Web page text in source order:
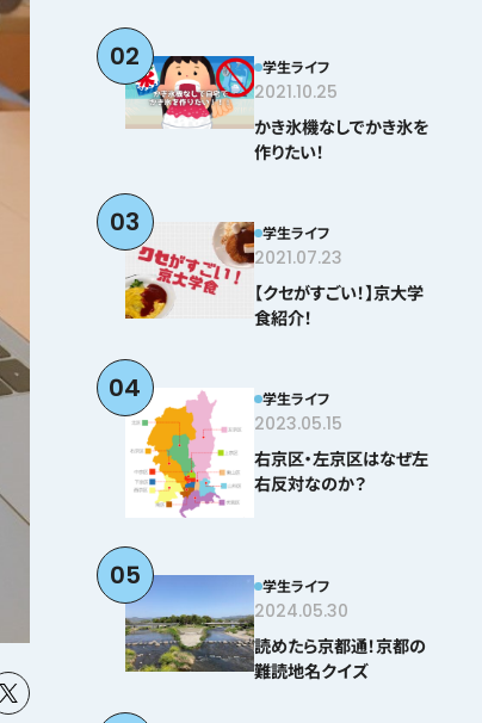
02 学生ライフ
2021.10.25
かき氷機なしでかき氷を
作りたい！
03 学生ライフ
2021.07.23
【クセがすごい！】京大学
食紹介！
04 学生ライフ
2023.05.15
右京区・左京区はなぜ左
右反対なのか？
05 学生ライフ
2024.05.30
読めたら京都通！京都の
難読地名クイズ